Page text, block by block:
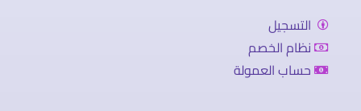
التسجيل
نظام الخصم
حساب العمولة